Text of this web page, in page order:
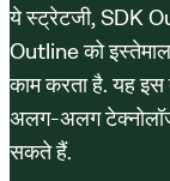
ये स्ट्रेटजी, SDK
Outline को
काम करता है. यह इस
अलग-अलग
सकते हैं.